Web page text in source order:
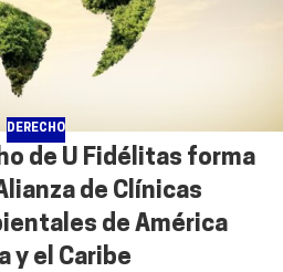
DERECHO
de U Fidélitas forma
de Clínicas
de América
y el Caribe